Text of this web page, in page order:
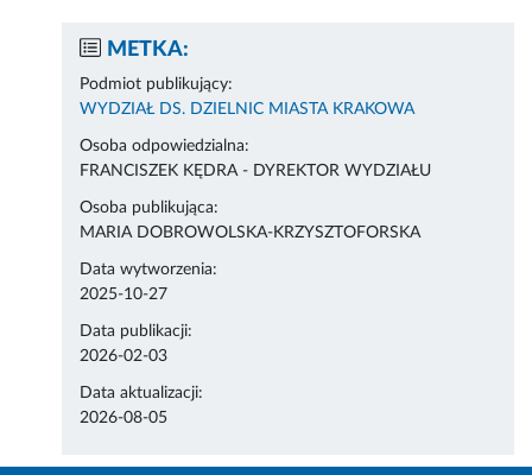
METKA:
Podmiot publikujący:
WYDZIAŁ DS. DZIELNIC MIASTA KRAKOWA
Osoba odpowiedzialna:
FRANCISZEK KĘDRA - DYREKTOR WYDZIAŁU
Osoba publikująca:
MARIA DOBROWOLSKA-KRZYSZTOFORSKA
Data wytworzenia:
2025-10-27
Data publikacji:
2026-02-03
Data aktualizacji:
2026-08-05